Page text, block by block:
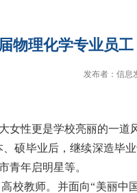
物理化学专业员
发布者：信息
女性更是学校亮丽的一道
硕毕业后，继续深造毕
青年启明星等。
校教师。并面向“美丽